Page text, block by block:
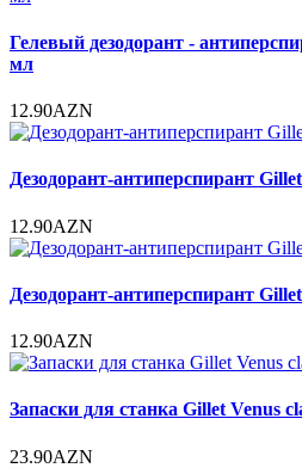
Гелевый дезодорант -
мл
12.90AZN
Дезодорант-антиперспирант
12.90AZN
Дезодорант-антиперспирант
12.90AZN
Запаски для станка Gillet Venus
23.90AZN